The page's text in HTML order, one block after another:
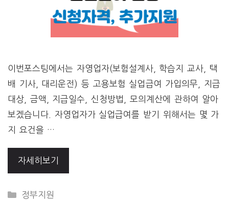
이번포스팅에서는 자영업자(보험설계사, 학습지 교사, 택
배 기사, 대리운전) 등 고용보험 실업급여 가입의무, 지급
대상, 금액, 지급일수, 신청방법, 모의계산에 관하여 알아
보겠습니다. 자영업자가 실업급여를 받기 위해서는 몇 가
지 요건을 …
자세히보기
CATEGORIES
정부지원